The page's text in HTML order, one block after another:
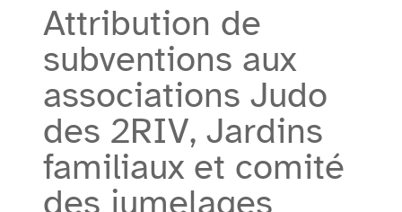
Attribution de
subventions aux
associations Judo
des 2RIV, Jardins
familiaux et comité
des jumelages